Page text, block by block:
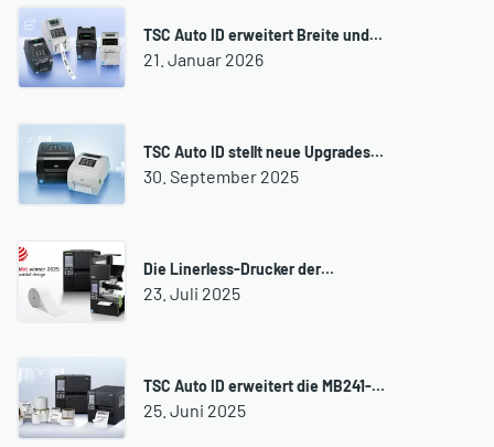
TSC Auto ID erweitert Breite und…
21. Januar 2026
TSC Auto ID stellt neue Upgrades…
30. September 2025
Die Linerless-Drucker der…
23. Juli 2025
TSC Auto ID erweitert die MB241-…
25. Juni 2025